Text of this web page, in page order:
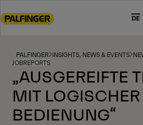
to
footer
content
DE
PALFINGER INSIGHTS, NEWS & EVENTS
JOBREPORTS
„AUSGEREIFTE
MIT LOGISCHER
BEDIENUNG“